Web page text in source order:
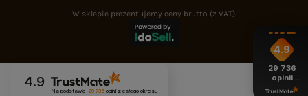
W sklepie prezentujemy ceny brutto (z VAT).
4.9
Na podstawie 29 736opinii z całego okresu
4.9
29 736
opinii
z całego